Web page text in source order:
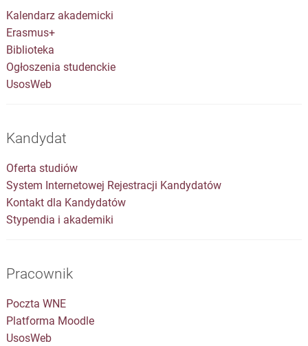
Kalendarz akademicki
Erasmus+
Biblioteka
Ogłoszenia studenckie
UsosWeb
Kandydat
Oferta studiów
System Internetowej Rejestracji Kandydatów
Kontakt dla Kandydatów
Stypendia i akademiki
Pracownik
Poczta WNE
Platforma Moodle
UsosWeb